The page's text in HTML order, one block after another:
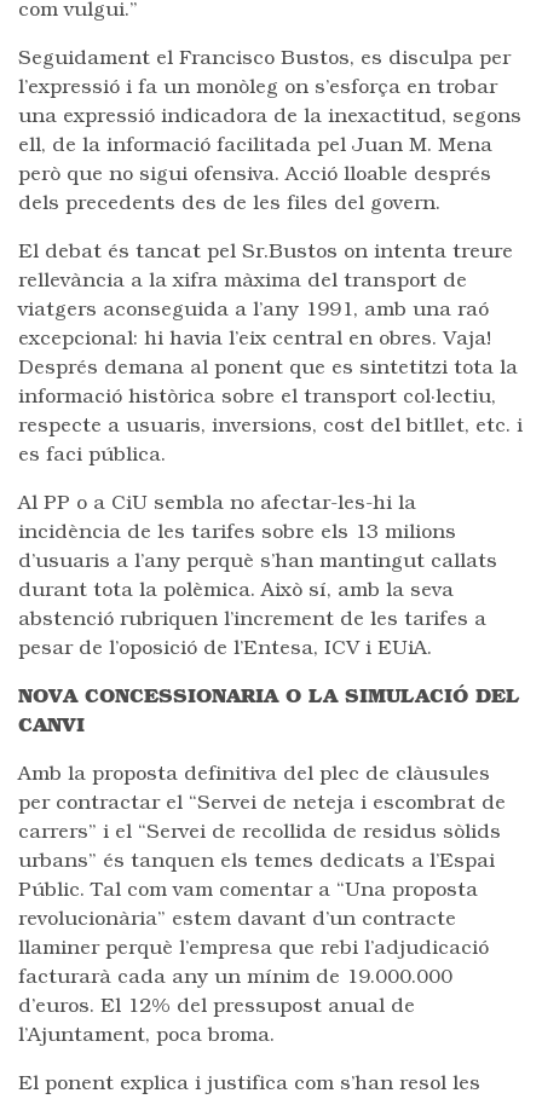
com vulgui.”
Seguidament el Francisco Bustos, es disculpa per
l’expressió i fa un monòleg on s’esforça en trobar
una expressió indicadora de la inexactitud, segons
ell, de la informació facilitada pel Juan M. Mena
però que no sigui ofensiva. Acció lloable després
dels precedents des de les files del govern.
El debat és tancat pel Sr.Bustos on intenta treure
rellevància a la xifra màxima del transport de
viatgers aconseguida a l’any 1991, amb una raó
excepcional: hi havia l’eix central en obres. Vaja!
Després demana al ponent que es sintetitzi tota la
informació històrica sobre el transport col·lectiu,
respecte a usuaris, inversions, cost del bitllet, etc. i
es faci pública.
Al PP o a CiU sembla no afectar-les-hi la
incidència de les tarifes sobre els 13 milions
d’usuaris a l’any perquè s’han mantingut callats
durant tota la polèmica. Això sí, amb la seva
abstenció rubriquen l’increment de les tarifes a
pesar de l’oposició de l’Entesa, ICV i EUiA.
NOVA CONCESSIONARIA O LA SIMULACIÓ DEL
CANVI
Amb la proposta definitiva del plec de clàusules
per contractar el “Servei de neteja i escombrat de
carrers” i el “Servei de recollida de residus sòlids
urbans” és tanquen els temes dedicats a l’Espai
Públic. Tal com vam comentar a “Una proposta
revolucionària” estem davant d’un contracte
llaminer perquè l’empresa que rebi l’adjudicació
facturarà cada any un mínim de 19.000.000
d’euros. El 12% del pressupost anual de
l’Ajuntament, poca broma.
El ponent explica i justifica com s’han resol les